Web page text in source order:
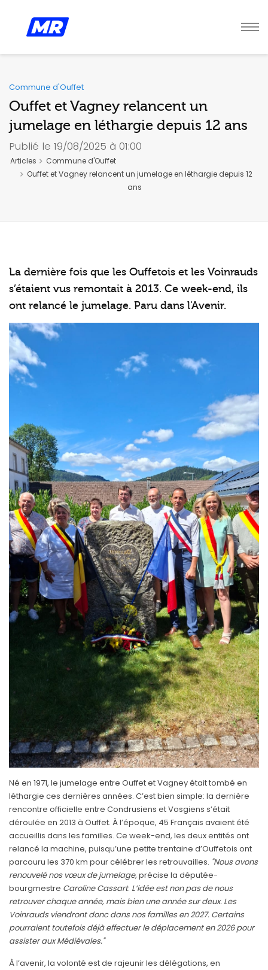
Commune d'Ouffet
Ouffet et Vagney relancent un
jumelage en léthargie depuis 12 ans
Publié le 19/08/2025 à 01:00
Articles
Commune d'Ouffet
Ouffet et Vagney relancent un jumelage en léthargie depuis 12
ans
La dernière fois que les Ouffetois et les Voinrauds
s’étaient vus remontait à 2013. Ce week-end, ils
ont relancé le jumelage. Paru dans l'Avenir.
Né en 1971, le jumelage entre Ouffet et Vagney était tombé en
léthargie ces dernières années. C’est bien simple: la dernière
rencontre officielle entre Condrusiens et Vosgiens s’était
déroulée en 2013 à Ouffet. À l’époque, 45 Français avaient été
accueillis dans les familles. Ce week-end, les deux entités ont
relancé la machine, puisqu’une petite trentaine d’Ouffetois ont
parcouru les 370 km pour célébrer les retrouvailles. "Nous avons
renouvelé nos vœux de jumelage,précise la députée-
bourgmestre Caroline Cassart. L’idée est non pas de nous
retrouver chaque année, mais bien une année sur deux. Les
Voinrauds viendront donc dans nos familles en 2027. Certains
pourraient toutefois déjà effectuer le déplacement en 2026 pour
assister aux Médiévales."
À l’avenir, la volonté est de rajeunir les délégations, en